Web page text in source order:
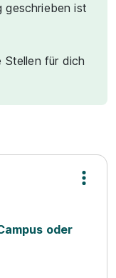
geschrieben ist
Stellen für dich
oder